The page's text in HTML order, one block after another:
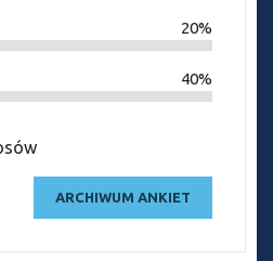
20%
40%
ARCHIWUM ANKIET